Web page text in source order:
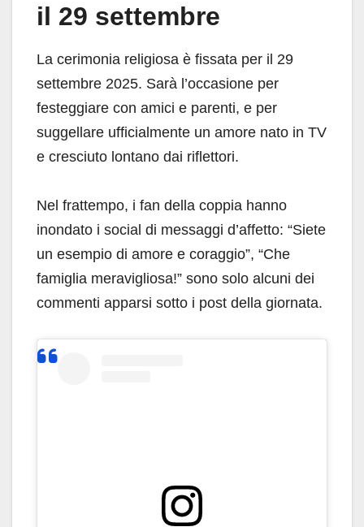
il 29 settembre
La cerimonia religiosa è fissata per il 29
settembre 2025. Sarà l’occasione per
festeggiare con amici e parenti, e per
suggellare ufficialmente un amore nato in TV
e cresciuto lontano dai riflettori.
Nel frattempo, i fan della coppia hanno
inondato i social di messaggi d’affetto: “Siete
un esempio di amore e coraggio”, “Che
famiglia meravigliosa!” sono solo alcuni dei
commenti apparsi sotto i post della giornata.